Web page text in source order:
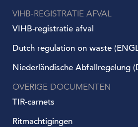
VIHB-REGISTRATIE AFVAL
VIHB-registratie afval
Dutch regulation on waste
Niederländische Abfallregelung
OVERIGE DOCUMENTEN
TIR-carnets
Ritmachtigingen